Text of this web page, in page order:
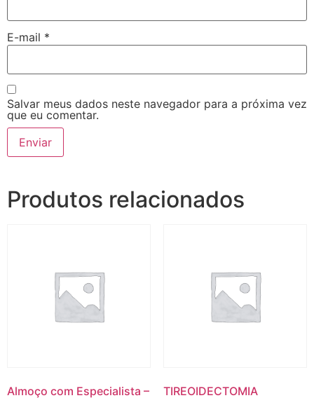
E-mail *
Salvar meus dados neste navegador para a próxima vez
que eu comentar.
Produtos relacionados
Almoço com Especialista –
TIREOIDECTOMIA